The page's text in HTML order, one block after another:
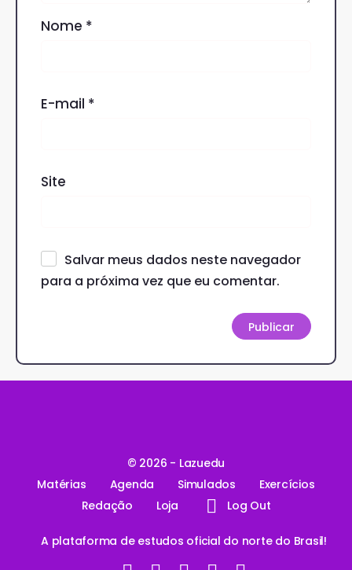
Nome *
E-mail *
Site
Salvar meus dados neste navegador
para a próxima vez que eu comentar.
© 2026 - Lazuedu
Matérias
Agenda Simulados
Exercícios
Redação
Loja Log Out
A plataforma de estudos oficial do norte do Brasil!